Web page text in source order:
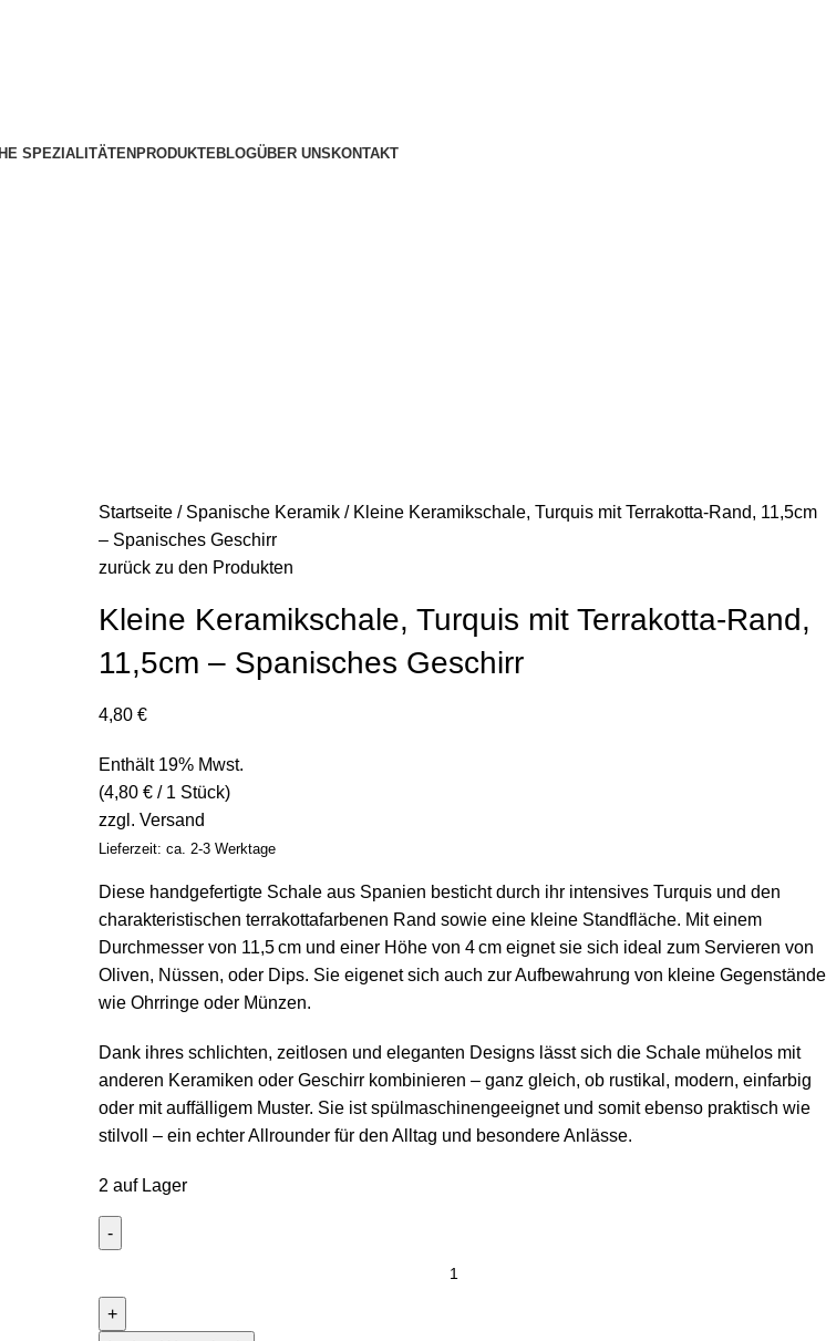
SPEZIALITÄTEN PRODUKTEBLOGÜBER UNS KONTAKT
Startseite Spanische Keramik
Kleine Keramikschale, Turquis mit Terrakotta-Rand, 11,5cm
– Spanisches Geschirr
zurück zu den Produkten
Kleine Keramikschale, Turquis mit Terrakotta-Rand,
11,5cm – Spanisches Geschirr
4,80 €
Enthält 19% Mwst.
(4,80 € / 1 Stück)
zzgl. Versand
Lieferzeit: ca. 2-3 Werktage
Diese handgefertigte Schale aus Spanien besticht durch ihr intensives Turquis und den
charakteristischen terrakottafarbenen Rand sowie eine kleine Standfläche. Mit einem
Durchmesser von 11,5 cm und einer Höhe von 4 cm eignet sie sich ideal zum Servieren von
Oliven, Nüssen, oder Dips. Sie eigenet sich auch zur Aufbewahrung von kleine Gegenstände
wie Ohrringe oder Münzen.
Dank ihres schlichten, zeitlosen und eleganten Designs lässt sich die Schale mühelos mit
anderen Keramiken oder Geschirr kombinieren – ganz gleich, ob rustikal, modern, einfarbig
oder mit auffälligem Muster. Sie ist spülmaschinengeeignet und somit ebenso praktisch wie
stilvoll – ein echter Allrounder für den Alltag und besondere Anlässe.
2 auf Lager